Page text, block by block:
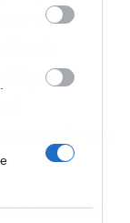
ήδη
του
δήλωσε από